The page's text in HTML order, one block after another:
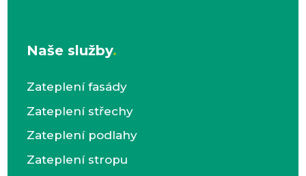
Naše služby.
Zateplení fasády
Zateplení střechy
Zateplení podlahy
Zateplení stropu